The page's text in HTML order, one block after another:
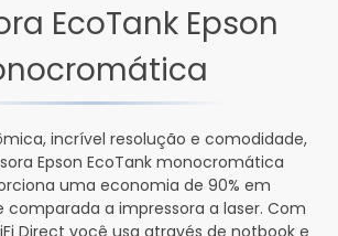
EcoTank Epson
incrível resolução e comodidade,
Epson EcoTank monocromática
uma economia de 90% em
comparada a impressora a laser. Com
Direct você usa através de notbook e